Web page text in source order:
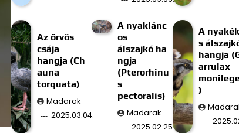
Az örvös
csája
hangja (Ch
auna
torquata)
Madarak
2025.03.04.
A nyaklánc
os
álszajkó ha
ngja
(Pterorhinu
s
pectoralis)
Madarak
2025.02.25.
A
s
hangja
arrulax
)